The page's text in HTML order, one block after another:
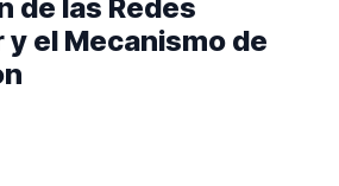
de las Redes
el Mecanismo de